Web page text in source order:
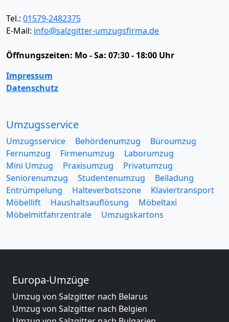
Tel.: 01579-2482375
E-Mail: info@salzgitter-umzugsfirma.de
Öffnungszeiten: Mo - Sa: 07:30 - 18:00 Uhr
Impressum
Datenschutz
Umzugsservice
Umzugsservice Behördenumzug
Büroumzug
Fernumzug
Firmenumzug
Laborumzug
Mini Umzug
Praxisumzug
Privatumzug
Seniorenumzug
Studentenumzug
Beiladung
Entrümpelung
Halteverbotszone
Klaviertransport
Möbellift
Haushaltsauflösung
Möbeltaxi
Möbelmitfahrzentrale
Umzugskartons
Europa-Umzüge
Umzug von Salzgitter nach Belarus
Umzug von Salzgitter nach Belgien